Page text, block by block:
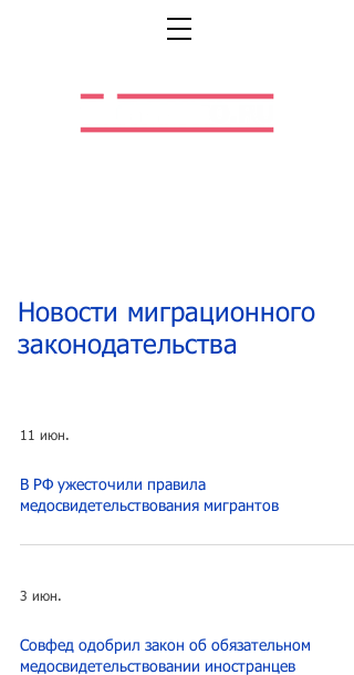
Новости миграционного
законодательства
11 июн.
В РФ ужесточили правила
медосвидетельствования мигрантов
3 июн.
Совфед одобрил закон об обязательном
медосвидетельствовании иностранцев